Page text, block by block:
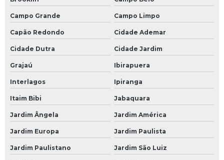
Campo Grande Campo Limpo
Capão Redondo Cidade Ademar
Cidade Dutra Cidade Jardim
Grajaú Ibirapuera
Interlagos Ipiranga
Itaim Bibi Jabaquara
Jardim Ângela Jardim América
Jardim Europa Jardim Paulista
Jardim Paulistano Jardim São Luiz